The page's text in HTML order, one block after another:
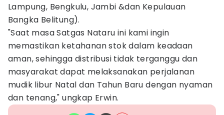
Lampung, Bengkulu, Jambi &dan Kepulauan
Bangka Belitung).
"Saat masa Satgas Nataru ini kami ingin
memastikan ketahanan stok dalam keadaan
aman, sehingga distribusi tidak terganggu dan
masyarakat dapat melaksanakan perjalanan
mudik libur Natal dan Tahun Baru dengan nyaman
dan tenang," ungkap Erwin.